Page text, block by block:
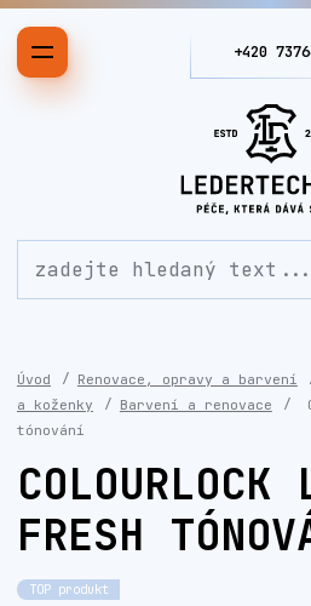
+420
Úvod Renovace, opravy a barvení
a koženky
Barvení a renovace
tónování
COLOURLOCK
FRESH
TOP produkt